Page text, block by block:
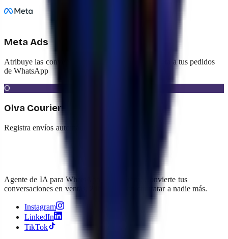
Meta Ads
Atribuye las conversiones de tus campañas de Meta a tus pedidos
de WhatsApp
O
Olva Courier
Registra envíos automáticos con Olva Courier
Agente de IA para WhatsApp e Instagram. Convierte tus
conversaciones en ventas, 24h al día, sin contratar a nadie más.
Instagram
LinkedIn
TikTok